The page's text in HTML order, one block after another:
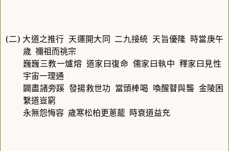
(二) 大道之推行 天運開大同 二九接統 天旨優隆 時當庚午
歲 禰祖而祧宗
巍巍三教一爐熔 道家曰復命 儒家曰執中 釋家曰見性
宇宙一理通
闢盡諸旁蹊 發揚救世功 當頭棒喝 喚醒瞽與聾 金陵困
繫道豈窮
永無怨悔容 歲寒松柏更蔥蘢 時衰道益充